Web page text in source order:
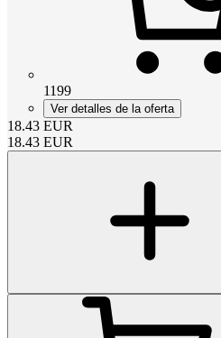
1199
Ver detalles de la oferta
18.43 EUR
18.43 EUR